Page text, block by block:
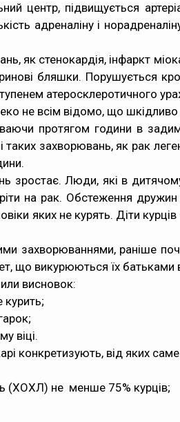
центр, підвищується
адреналіну і
як стенокардія, інфаркт
бляшки. Порушується
атеросклеротичного
не всім відомо, що шкідливо
протягом години в
захворювань, як рак
зростає. Люди, які в
на рак. Обстеження дружин
яких не курять. Діти
захворюваннями, раніше
що викурюються їх
висновок:
курить;
віці.
конкретизують, від яких
(ХОХЛ) не менше 75% курців;